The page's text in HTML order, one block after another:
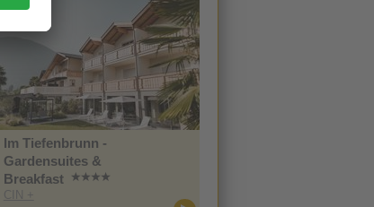
Im Tiefenbrunn -
Gardensuites &
Breakfast
CIN +